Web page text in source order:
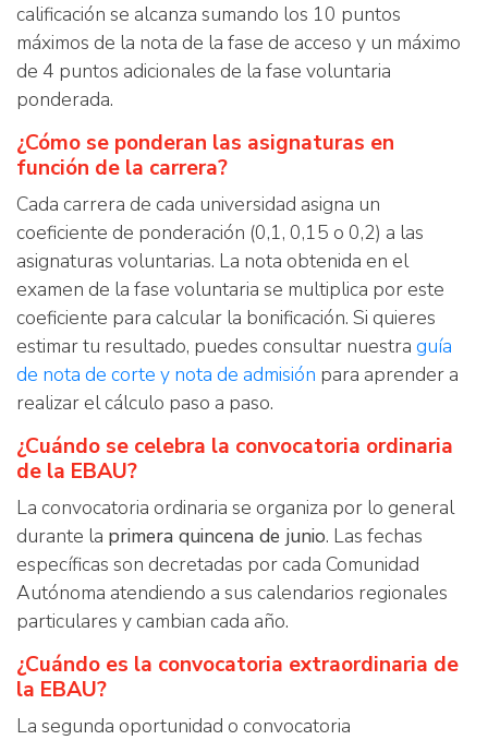
calificación se alcanza sumando los 10 puntos
máximos de la nota de la fase de acceso y un máximo
de 4 puntos adicionales de la fase voluntaria
ponderada.
¿Cómo se ponderan las asignaturas en
función de la carrera?
Cada carrera de cada universidad asigna un
coeficiente de ponderación (0,1, 0,15 o 0,2) a las
asignaturas voluntarias. La nota obtenida en el
examen de la fase voluntaria se multiplica por este
coeficiente para calcular la bonificación. Si quieres
estimar tu resultado, puedes consultar nuestra guía
de nota de corte y nota de admisión para aprender a
realizar el cálculo paso a paso.
¿Cuándo se celebra la convocatoria ordinaria
de la EBAU?
La convocatoria ordinaria se organiza por lo general
durante la primera quincena de junio. Las fechas
específicas son decretadas por cada Comunidad
Autónoma atendiendo a sus calendarios regionales
particulares y cambian cada año.
¿Cuándo es la convocatoria extraordinaria de
la EBAU?
La segunda oportunidad o convocatoria